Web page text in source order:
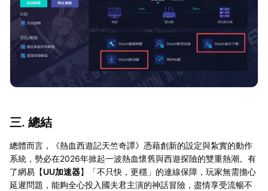
三. 總結
總體而言，《熱血西遊記天竺奇譚》憑藉創新的設定與紮實的動作
系統，勢必在2026年掀起一波熱血懷舊與西遊探險的雙重熱潮。有
了網易【UU加速器】「不只快，更穩」的連線保障，玩家無需擔心
延遲問題，能夠全心投入國夫君主演的神話冒險，盡情享受流暢不